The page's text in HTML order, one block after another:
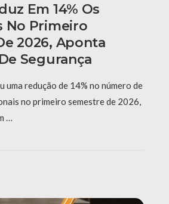
Em 14% Os
No Primeiro
2026, Aponta
Segurança
uma redução de 14% no número de
no primeiro semestre de 2026,
…